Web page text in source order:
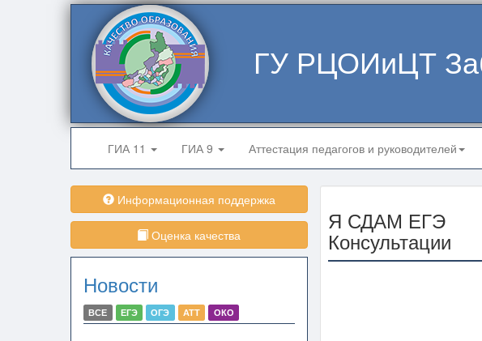
ГУ РЦОИиЦТ
ГИА 11 ГИА 9 Аттестация педагогов и руководителей
Информационная поддержка
Оценка качества
Новости
ВСЕ ЕГЭ ОГЭ АТТ ОКО
Я СДАМ ЕГЭ
Консультации